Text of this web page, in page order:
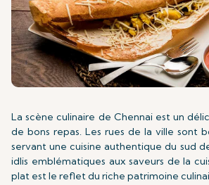
La scène culinaire de Chennai est un
de bons repas. Les rues de la ville sont
servant une cuisine authentique du sud
idlis emblématiques aux saveurs de la
plat est le reflet du riche patrimoine